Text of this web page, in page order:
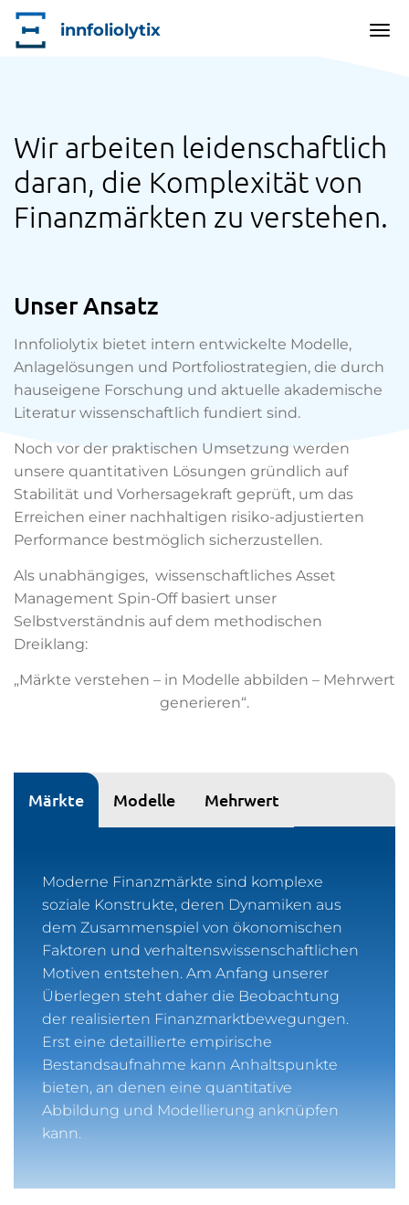
content
innfoliolytix
Wir arbeiten leidenschaftlich
daran, die Komplexität von
Finanzmärkten zu verstehen.
Unser Ansatz
Innfoliolytix bietet intern entwickelte Modelle,
Anlagelösungen und Portfoliostrategien, die durch
hauseigene Forschung und aktuelle akademische
Literatur wissenschaftlich fundiert sind.
Noch vor der praktischen Umsetzung werden
unsere quantitativen Lösungen gründlich auf
Stabilität und Vorhersagekraft geprüft, um das
Erreichen einer nachhaltigen risiko-adjustierten
Performance bestmöglich sicherzustellen.
Als unabhängiges, wissenschaftliches Asset
Management Spin-Off basiert unser
Selbstverständnis auf dem methodischen
Dreiklang:
„Märkte verstehen – in Modelle abbilden – Mehrwert
generieren“.
Märkte Modelle Mehrwert
Moderne Finanzmärkte sind komplexe
soziale Konstrukte, deren Dynamiken aus
dem Zusammenspiel von ökonomischen
Faktoren und verhaltenswissenschaftlichen
Motiven entstehen. Am Anfang unserer
Überlegen steht daher die Beobachtung
der realisierten Finanzmarktbewegungen.
Erst eine detaillierte empirische
Bestandsaufnahme kann Anhaltspunkte
bieten, an denen eine quantitative
Abbildung und Modellierung anknüpfen
kann.